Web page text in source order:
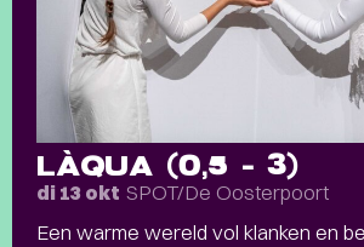
LÀQUA (0,5 – 3)
di 13 okt SPOT/De Oosterpoort
Een warme wereld vol klanken en